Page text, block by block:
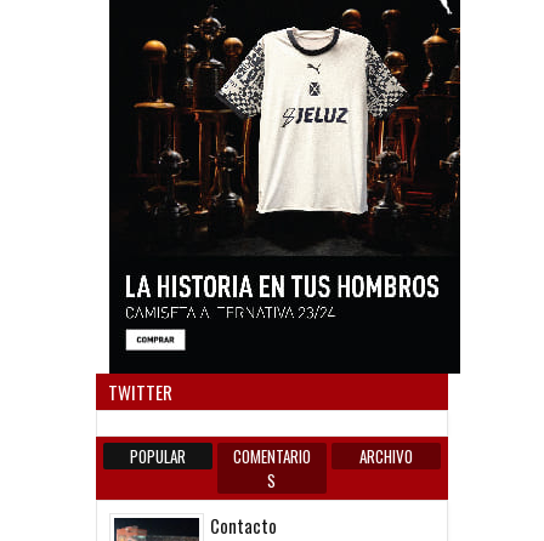
TWITTER
POPULAR
COMENTARIO
S
ARCHIVO
Contacto